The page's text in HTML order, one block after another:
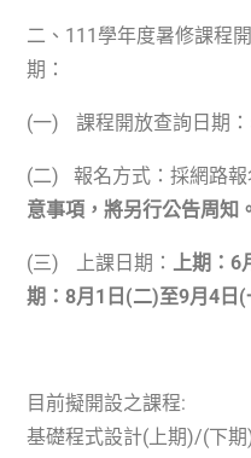
二、 111 學年度暑修課程
期：
(一) 課程開放查詢日期：
(二) 報名方式：採網路報
意事項，將另行公告周知。
(三) 上課日期： 上期： 6
期： 8月 1 日 (二)至9月 4 日 (
目前擬開設之課程:
基礎程式設計(上期)/(下期